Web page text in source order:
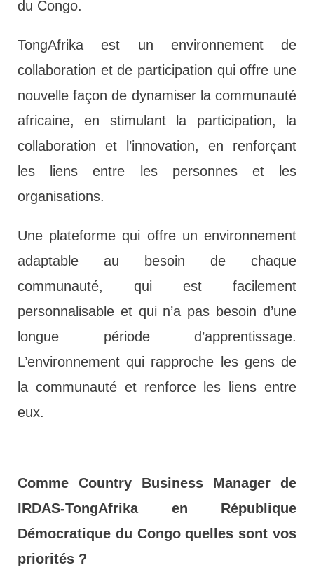
du Congo.
TongAfrika est un environnement de
collaboration et de participation qui offre une
nouvelle façon de dynamiser la communauté
africaine, en stimulant la participation, la
collaboration et l’innovation, en renforçant
les liens entre les personnes et les
organisations.
Une plateforme qui offre un environnement
adaptable au besoin de chaque
communauté, qui est facilement
personnalisable et qui n’a pas besoin d’une
longue période d’apprentissage.
L’environnement qui rapproche les gens de
la communauté et renforce les liens entre
eux.
Comme Country Business Manager de
IRDAS-TongAfrika en République
Démocratique du Congo quelles sont vos
priorités ?